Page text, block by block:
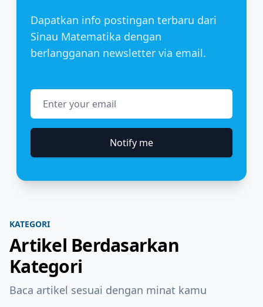
Dapatkan info postingan terbaru dari
Sinau Matematika dengan
berlangganan newsletter via email.
Email address
Notify me
KATEGORI
Artikel Berdasarkan
Kategori
Baca artikel sesuai dengan minat kamu